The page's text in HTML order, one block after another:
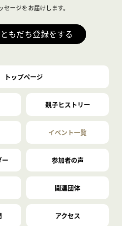
ージをお届けします。
もだち登録をする
トップページ
親子ヒストリー
イベント一覧
ー 参加者の声
関連団体
アクセス